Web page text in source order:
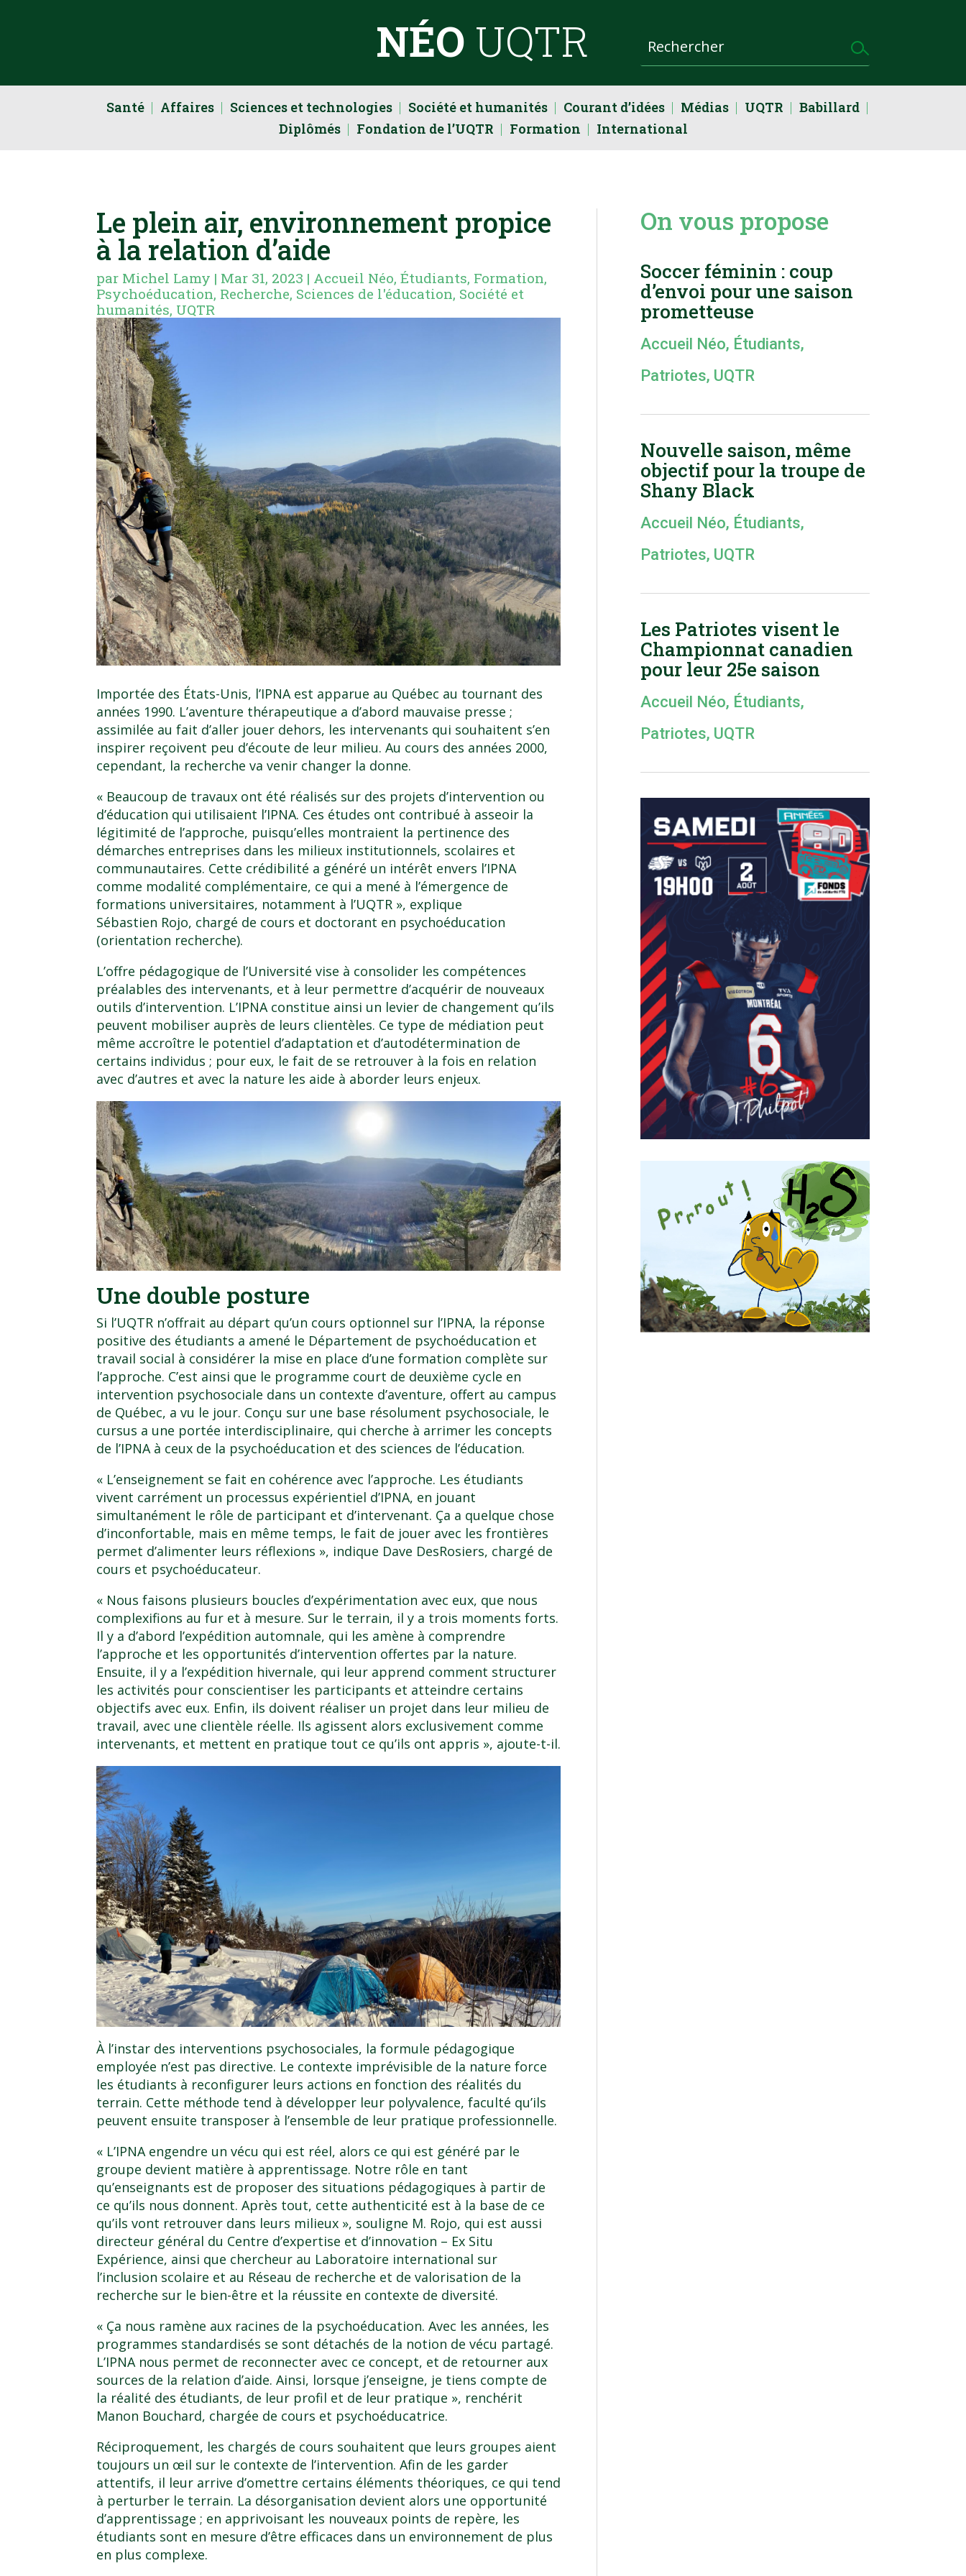
NÉO UQTR
Santé Affaires Sciences et technologies Société et humanités Courant d’idées Médias UQTR
Babillard
Diplômés
Fondation de l’UQTR Formation International
Le plein air, environnement propice
à la relation d’aide
par Michel Lamy | Mar 31, 2023 | Accueil Néo,Étudiants, Formation,
Psychoéducation, Recherche, Sciences de l'éducation, Société et
humanités, UQTR
Importée des États-Unis, l’IPNA est apparue au Québec au tournant des
années 1990. L’aventure thérapeutique a d’abord mauvaise presse ;
assimilée au fait d’aller jouer dehors, les intervenants qui souhaitent s’en
inspirer reçoivent peu d’écoute de leur milieu. Au cours des années 2000,
cependant, la recherche va venir changer la donne.
« Beaucoup de travaux ont été réalisés sur des projets d’intervention ou
d’éducation qui utilisaient l’IPNA. Ces études ont contribué à asseoir la
légitimité de l’approche, puisqu’elles montraient la pertinence des
démarches entreprises dans les milieux institutionnels, scolaires et
communautaires. Cette crédibilité a généré un intérêt envers l’IPNA
comme modalité complémentaire, ce qui a mené à l’émergence de
formations universitaires, notamment à l’UQTR », explique
Sébastien Rojo, chargé de cours et doctorant en psychoéducation
(orientation recherche).
L’offre pédagogique de l’Université vise à consolider les compétences
préalables des intervenants, et à leur permettre d’acquérir de nouveaux
outils d’intervention. L’IPNA constitue ainsi un levier de changement qu’ils
peuvent mobiliser auprès de leurs clientèles. Ce type de médiation peut
même accroître le potentiel d’adaptation et d’autodétermination de
certains individus ; pour eux, le fait de se retrouver à la fois en relation
avec d’autres et avec la nature les aide à aborder leurs enjeux.
Une double posture
Si l’UQTR n’offrait au départ qu’un cours optionnel sur l’IPNA, la réponse
positive des étudiants a amené le Département de psychoéducation et
travail social à considérer la mise en place d’une formation complète sur
l’approche. C’est ainsi que le programme court de deuxième cycle en
intervention psychosociale dans un contexte d’aventure, offert au campus
de Québec, a vu le jour. Conçu sur une base résolument psychosociale, le
cursus a une portée interdisciplinaire, qui cherche à arrimer les concepts
de l’IPNA à ceux de la psychoéducation et des sciences de l’éducation.
« L’enseignement se fait en cohérence avec l’approche. Les étudiants
vivent carrément un processus expérientiel d’IPNA, en jouant
simultanément le rôle de participant et d’intervenant. Ça a quelque chose
d’inconfortable, mais en même temps, le fait de jouer avec les frontières
permet d’alimenter leurs réflexions », indique Dave DesRosiers, chargé de
cours et psychoéducateur.
« Nous faisons plusieurs boucles d’expérimentation avec eux, que nous
complexifions au fur et à mesure. Sur le terrain, il y a trois moments forts.
Il y a d’abord l’expédition automnale, qui les amène à comprendre
l’approche et les opportunités d’intervention offertes par la nature.
Ensuite, il y a l’expédition hivernale, qui leur apprend comment structurer
les activités pour conscientiser les participants et atteindre certains
objectifs avec eux. Enfin, ils doivent réaliser un projet dans leur milieu de
travail, avec une clientèle réelle. Ils agissent alors exclusivement comme
intervenants, et mettent en pratique tout ce qu’ils ont appris », ajoute-t-il.
À l’instar des interventions psychosociales, la formule pédagogique
employée n’est pas directive. Le contexte imprévisible de la nature force
les étudiants à reconfigurer leurs actions en fonction des réalités du
terrain. Cette méthode tend à développer leur polyvalence, faculté qu’ils
peuvent ensuite transposer à l’ensemble de leur pratique professionnelle.
« L’IPNA engendre un vécu qui est réel, alors ce qui est généré par le
groupe devient matière à apprentissage. Notre rôle en tant
qu’enseignants est de proposer des situations pédagogiques à partir de
ce qu’ils nous donnent. Après tout, cette authenticité est à la base de ce
qu’ils vont retrouver dans leurs milieux », souligne M. Rojo, qui est aussi
directeur général du Centre d’expertise et d’innovation – Ex Situ
Expérience, ainsi que chercheur au Laboratoire international sur
l’inclusion scolaire et au Réseau de recherche et de valorisation de la
recherche sur le bien-être et la réussite en contexte de diversité.
« Ça nous ramène aux racines de la psychoéducation. Avec les années, les
programmes standardisés se sont détachés de la notion de vécu partagé.
L’IPNA nous permet de reconnecter avec ce concept, et de retourner aux
sources de la relation d’aide. Ainsi, lorsque j’enseigne, je tiens compte de
la réalité des étudiants, de leur profil et de leur pratique », renchérit
Manon Bouchard, chargée de cours et psychoéducatrice.
Réciproquement, les chargés de cours souhaitent que leurs groupes aient
toujours un œil sur le contexte de l’intervention. Afin de les garder
attentifs, il leur arrive d’omettre certains éléments théoriques, ce qui tend
à perturber le terrain. La désorganisation devient alors une opportunité
d’apprentissage ; en apprivoisant les nouveaux points de repère, les
étudiants sont en mesure d’être efficaces dans un environnement de plus
en plus complexe.
On vous propose
Soccer féminin : coup
d’envoi pour une saison
prometteuse
Accueil Néo, Étudiants,
Patriotes, UQTR
Nouvelle saison, même
objectif pour la troupe de
Shany Black
Accueil Néo, Étudiants,
Patriotes, UQTR
Les Patriotes visent le
Championnat canadien
pour leur 25e saison
Accueil Néo, Étudiants,
Patriotes, UQTR